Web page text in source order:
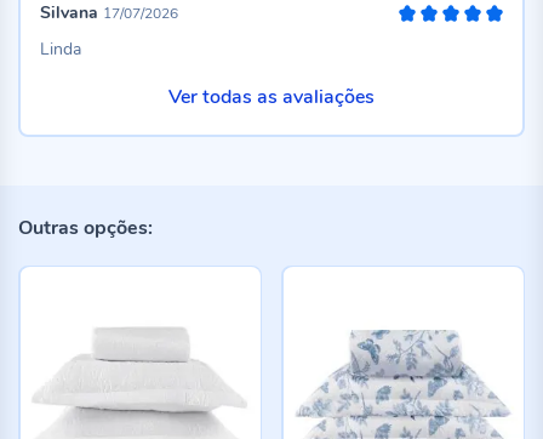
Silvana 17/07/2026
Linda
Ver todas as avaliações
Outras opções: